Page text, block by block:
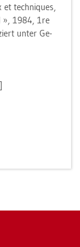
tech­ni­ques,
», 1984, 1re
unter Ge­